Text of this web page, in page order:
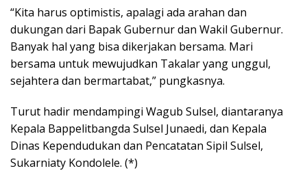
“Kita harus optimistis, apalagi ada arahan dan
dukungan dari Bapak Gubernur dan Wakil Gubernur.
Banyak hal yang bisa dikerjakan bersama. Mari
bersama untuk mewujudkan Takalar yang unggul,
sejahtera dan bermartabat,” pungkasnya.
Turut hadir mendampingi Wagub Sulsel, diantaranya
Kepala Bappelitbangda Sulsel Junaedi, dan Kepala
Dinas Kependudukan dan Pencatatan Sipil Sulsel,
Sukarniaty Kondolele. (*)